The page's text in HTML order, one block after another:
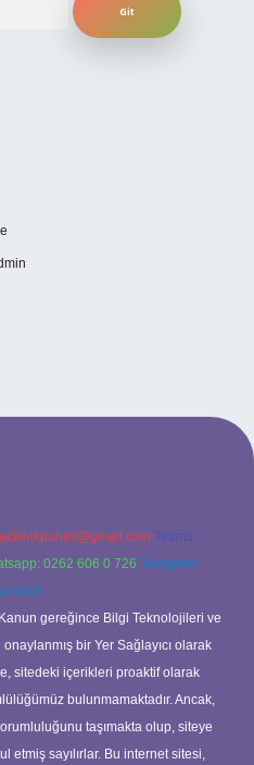
Teams:
0262 606 0 726 Telegram:
gereğince Bilgi Teknolojileri ve
bir Yer Sağlayıcı olarak
sitedeki içerikleri proaktif olarak
bulunmamaktadır. Ancak,
taşımakta olup, siteye
etmiş sayılırlar. Bu internet sitesi,